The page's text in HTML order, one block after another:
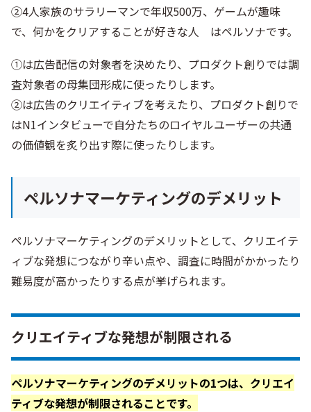
②4人家族のサラリーマンで年収500万、ゲームが趣味
で、何かをクリアすることが好きな人 はペルソナです。
①は広告配信の対象者を決めたり、プロダクト創りでは調
査対象者の母集団形成に使ったりします。
②は広告のクリエイティブを考えたり、プロダクト創りで
はN1インタビューで自分たちのロイヤルユーザーの共通
の価値観を炙り出す際に使ったりします。
ペルソナマーケティングのデメリット
ペルソナマーケティングのデメリットとして、クリエイテ
ィブな発想につながり辛い点や、調査に時間がかかったり
難易度が高かったりする点が挙げられます。
クリエイティブな発想が制限される
ペルソナマーケティングのデメリットの1つは、クリエイ
ティブな発想が制限されることです。